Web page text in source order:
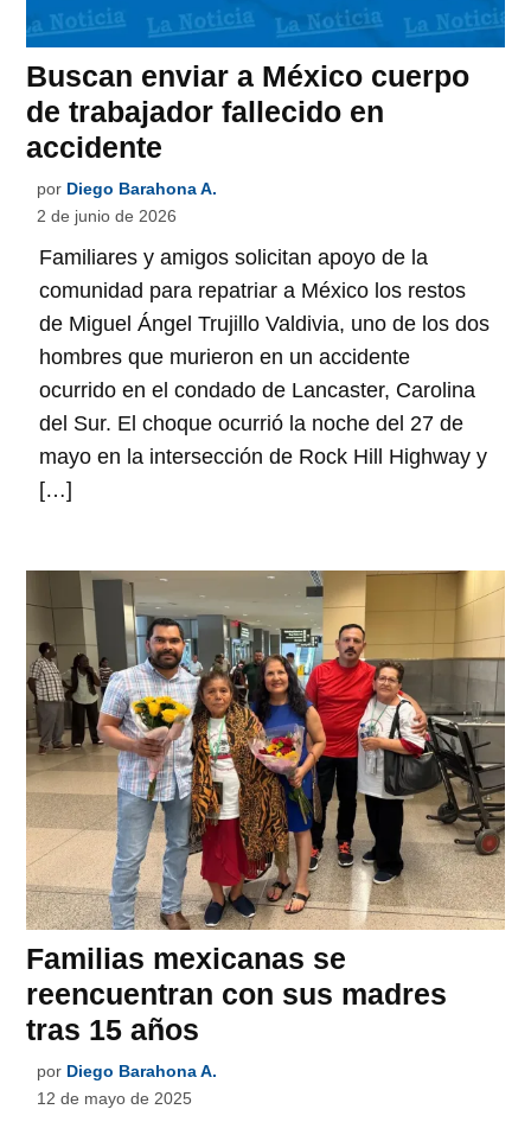
Buscan enviar a México cuerpo
de trabajador fallecido en
accidente
por Diego Barahona A.
2 de junio de 2026
Familiares y amigos solicitan apoyo de la
comunidad para repatriar a México los restos
de Miguel Ángel Trujillo Valdivia, uno de los dos
hombres que murieron en un accidente
ocurrido en el condado de Lancaster, Carolina
del Sur. El choque ocurrió la noche del 27 de
mayo en la intersección de Rock Hill Highway y
[…]
Familias mexicanas se
reencuentran con sus madres
tras 15 años
por Diego Barahona A.
12 de mayo de 2025